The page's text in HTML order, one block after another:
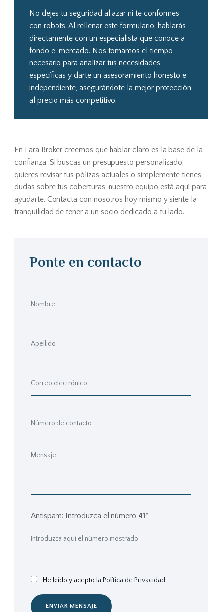
No dejes tu seguridad al azar ni te conformes
con robots. Al rellenar este formulario, hablarás
directamente con un especialista que conoce a
fondo el mercado. Nos tomamos el tiempo
necesario para analizar tus necesidades
específicas y darte un asesoramiento honesto e
independiente, asegurándote la mejor protección
al precio más competitivo.
En Lara Broker creemos que hablar claro es la base de la
confianza. Si buscas un presupuesto personalizado,
quieres revisar tus pólizas actuales o simplemente tienes
dudas sobre tus coberturas, nuestro equipo está aquí para
ayudarte. Contacta con nosotros hoy mismo y siente la
tranquilidad de tener a un socio dedicado a tu lado.
Ponte en contacto
Antispam: Introduzca el número 41*
He leído y acepto la Política de Privacidad
ENVIAR MENSAJE